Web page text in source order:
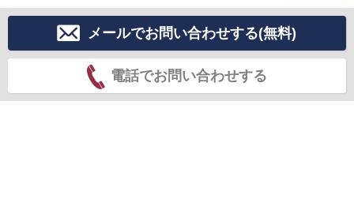
メールでお問い合わせする(無料)
電話でお問い合わせする